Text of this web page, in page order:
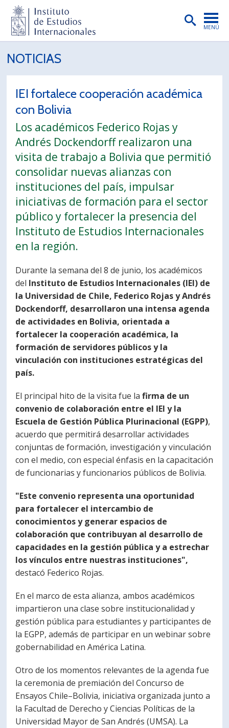
MENÚ
INSTITUTO
PREGRADO
INVESTIGACIÓN
EXTENSIÓN
PUBLICACIONES
BIBLIOTECA
ENGLISH
Estudiantes Egresados
NOTICIAS
IEI fortalece cooperación académica
con Bolivia
Los académicos Federico Rojas y
Andrés Dockendorff realizaron una
visita de trabajo a Bolivia que permitió
consolidar nuevas alianzas con
instituciones del país, impulsar
iniciativas de formación para el sector
público y fortalecer la presencia del
Instituto de Estudios Internacionales
en la región.
Durante la semana del 8 de junio, los académicos
del Instituto de Estudios Internacionales (IEI) de
la Universidad de Chile, Federico Rojas y Andrés
Dockendorff, desarrollaron una intensa agenda
de actividades en Bolivia, orientada a
fortalecer la cooperación académica, la
formación de servidores públicos y la
vinculación con instituciones estratégicas del
país.
El principal hito de la visita fue lafirma de un
convenio de colaboración entre el IEI y la
Escuela de Gestión Pública Plurinacional (EGPP),
acuerdo que permitirá desarrollar actividades
conjuntas de formación, investigación y vinculación
con el medio, con especial énfasis en la capacitación
de funcionarias y funcionarios públicos de Bolivia.
"Este convenio representa una oportunidad
para fortalecer el intercambio de
conocimientos y generar espacios de
colaboración que contribuyan al desarrollo de
capacidades en la gestión pública y a estrechar
los vínculos entre nuestras instituciones",
destacó Federico Rojas.
En el marco de esta alianza, ambos académicos
impartieron una clase sobre institucionalidad y
gestión pública para estudiantes y participantes de
la EGPP, además de participar en un webinar sobre
gobernabilidad en América Latina.
Otro de los momentos relevantes de la agenda fue
la ceremonia de premiación del Concurso de
Ensayos Chile–Bolivia, iniciativa organizada junto a
la Facultad de Derecho y Ciencias Políticas de la
Universidad Mayor de San Andrés (UMSA). La